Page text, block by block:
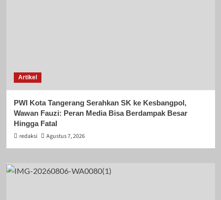
Artikel
PWI Kota Tangerang Serahkan SK ke Kesbangpol,
Wawan Fauzi: Peran Media Bisa Berdampak Besar
Hingga Fatal
redaksi
Agustus 7, 2026